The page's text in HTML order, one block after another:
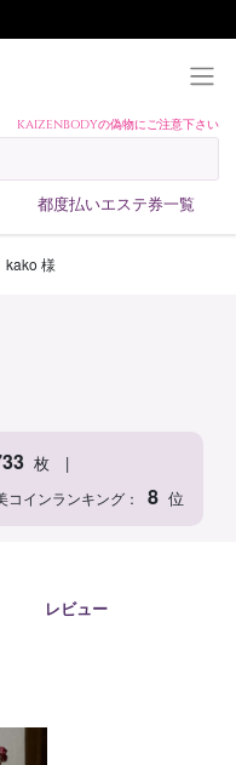
KAIZENBODYの偽物にご注意下さい
都度払いエステ券一覧
グ
kako 様
枚 |
コインランキング： 8位
レビュー